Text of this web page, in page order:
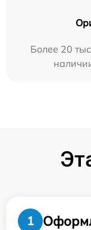
Более 20
1